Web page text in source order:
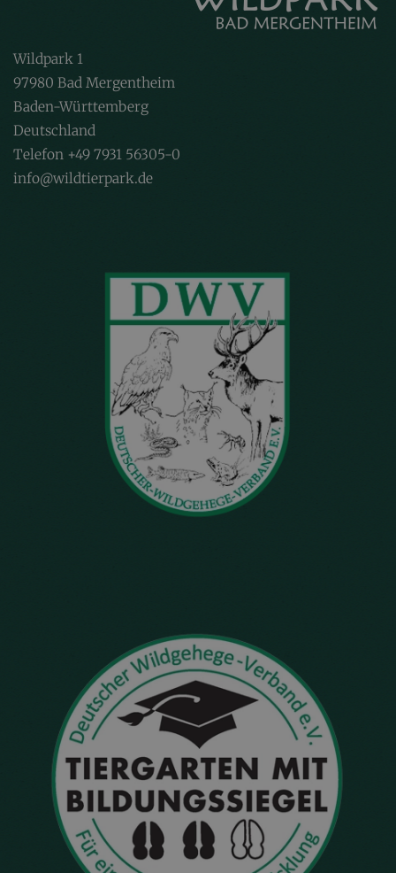
Wildpark 1
97980 Bad Mergentheim
Baden-Württemberg
Deutschland
Telefon +49 7931 56305-0
info@wildtierpark.de